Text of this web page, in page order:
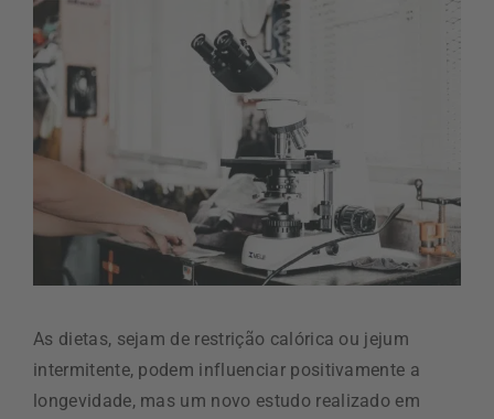
As dietas, sejam de restrição calórica ou jejum
intermitente, podem influenciar positivamente a
longevidade, mas um novo estudo realizado em